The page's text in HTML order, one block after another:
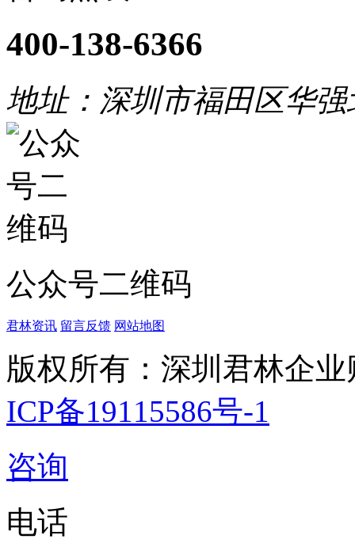
400-138-6366
地址：深圳市福田区华
公众号二维码
君林资讯 留言反馈 网站地图
版权所有：深圳君林企
ICP备19115586号-1
咨询
电话